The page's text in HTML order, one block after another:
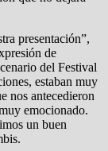
presentación”,
de
del Festival
estaban muy
nos antecedieron
emocionado.
un buen